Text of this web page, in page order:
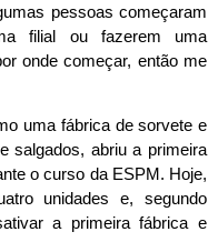
pessoas começaram
filial ou fazerem uma
onde começar, então me
uma fábrica de sorvete e
salgados, abriu a primeira
o curso da ESPM. Hoje,
unidades e, segundo
a primeira fábrica e